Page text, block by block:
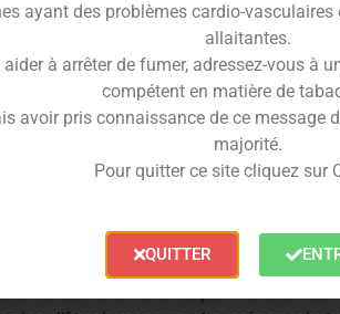
vient s’ajouter au goût du classic et
e-liquide Custard Blend
le diacétyl, l’acroléine, le
e-liquideun produit de haute qualité.
ce mélange une saveur incroyable.
exigences européennes selon les plus
du
différente pour arrêter de
ayant des problèmes cardio-
allaitantes.
à arrêter de fumer, adressez-vous à
compétent en matière de
avoir pris connaissance de ce message
majorité.
Pour quitter ce site cliquez sur
QUITTER